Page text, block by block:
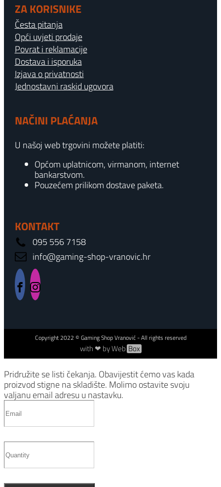
ZA KORISNIKE
Česta pitanja
Opći uvjeti prodaje
Povrat i reklamacije
Dostava i isporuka
Izjava o privatnosti
Jednostavni raskid ugovora
NAČINI PLAĆANJA
U našoj web trgovini možete platiti:
Općom uplatnicom, virmanom, internet
bankarstvom.
Pouzećem prilikom dostave paketa.
KONTAKT
095 556 7158
info@gaming-shop-vranovic.hr
Copyright2022 © Gaming Shop Vranović - All rights reserved
with ❤ by Web Box
Pridružite se listi čekanja. Obavijestit ćemo vas kada
proizvod stigne na skladište. Molimo ostavite svoju
valjanu email adresu u nastavku.